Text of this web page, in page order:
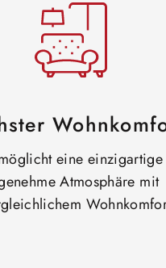
eine einzigartige
Atmosphäre mit